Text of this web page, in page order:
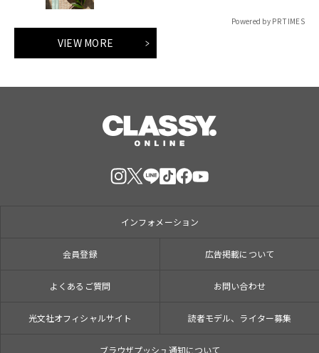
Powered by PR TIMES
VIEW MORE
インフォメーション
会員登録 広告掲載について
よくあるご質問 お問い合わせ
光文社オフィシャルサイト 読者モデル、ライター募集
ブラウザプッシュ通知について